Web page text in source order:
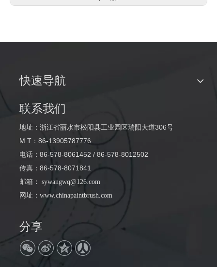
快速导航
联系我们
地址：浙江省丽水市松阳县工业园区瑞阳大道306号
M.T：86-13905787776
电话：86-578-8061452 / 86-578-8012502
传真：86-578-8071841
邮箱 ： sywangwq@126.com
网址： www.chinapaintbrush.com
分享